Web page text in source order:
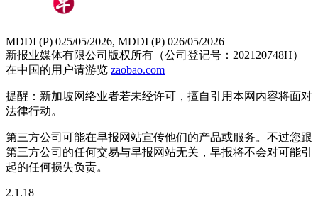
MDDI (P) 025/05/2026, MDDI (P) 026/05/2026
新报业媒体有限公司版权所有（公司登记号：202120748H）
在中国的用户请游览 zaobao.com
提醒：新加坡网络业者若未经许可，擅自引用本网内容将面对
法律行动。
第三方公司可能在早报网站宣传他们的产品或服务。不过您跟
第三方公司的任何交易与早报网站无关，早报将不会对可能引
起的任何损失负责。
2.1.18